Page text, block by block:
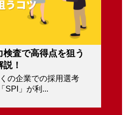
査で高得点を狙う
！
の企業での採用選考
SPI」が利...